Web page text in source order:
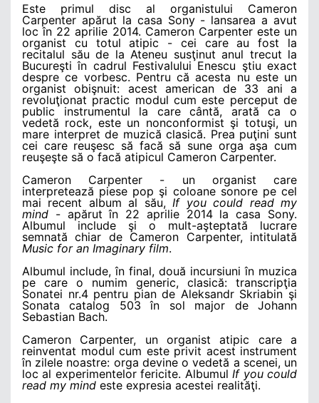
Este primul disc al organistului Cameron
Carpenter apărut la casa Sony - lansarea a avut
loc în 22 aprilie 2014. Cameron Carpenter este un
organist cu totul atipic - cei care au fost la
recitalul său de la Ateneu susţinut anul trecut la
Bucureşti în cadrul Festivalului Enescu ştiu exact
despre ce vorbesc. Pentru că acesta nu este un
organist obişnuit: acest american de 33 ani a
revoluţionat practic modul cum este perceput de
public instrumentul la care cântă, arată ca o
vedetă rock, este un nonconformist şi totuşi, un
mare interpret de muzică clasică. Prea puţini sunt
cei care reuşesc să facă să sune orga aşa cum
reuşeşte să o facă atipicul Cameron Carpenter.
Cameron Carpenter - un organist care
interpretează piese pop şi coloane sonore pe cel
mai recent album al său,If you could read my
mind - apărut în 22 aprilie 2014 la casa Sony.
Albumul include şi o mult-aşteptată lucrare
semnată chiar de Cameron Carpenter, intitulată
Music for an Imaginary film.
Albumul include, în final, două incursiuni în muzica
pe care o numim generic, clasică: transcripţia
Sonatei nr.4 pentru pian de Aleksandr Skriabin şi
Sonata catalog 503 în sol major de Johann
Sebastian Bach.
Cameron Carpenter, un organist atipic care a
reinventat modul cum este privit acest instrument
în zilele noastre: orga devine o vedetă a scenei, un
loc al experimentelor fericite. AlbumulIf you could
read my mind este expresia acestei realităţi.